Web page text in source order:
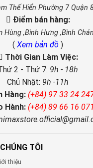
Thế Hiển Phường 7 Quận
Điểm bán hàng:
Hùng ,Bình Hưng ,Bình
( Xem bản đồ )
Thời Gian Làm Việc:
2 - Thứ 7: 9h - 18h
Chủ Nhật: 9h -11h
Hàng: (+84) 97 33 24
Hành: (+84) 89 66 16 071
TÔI
thiệu